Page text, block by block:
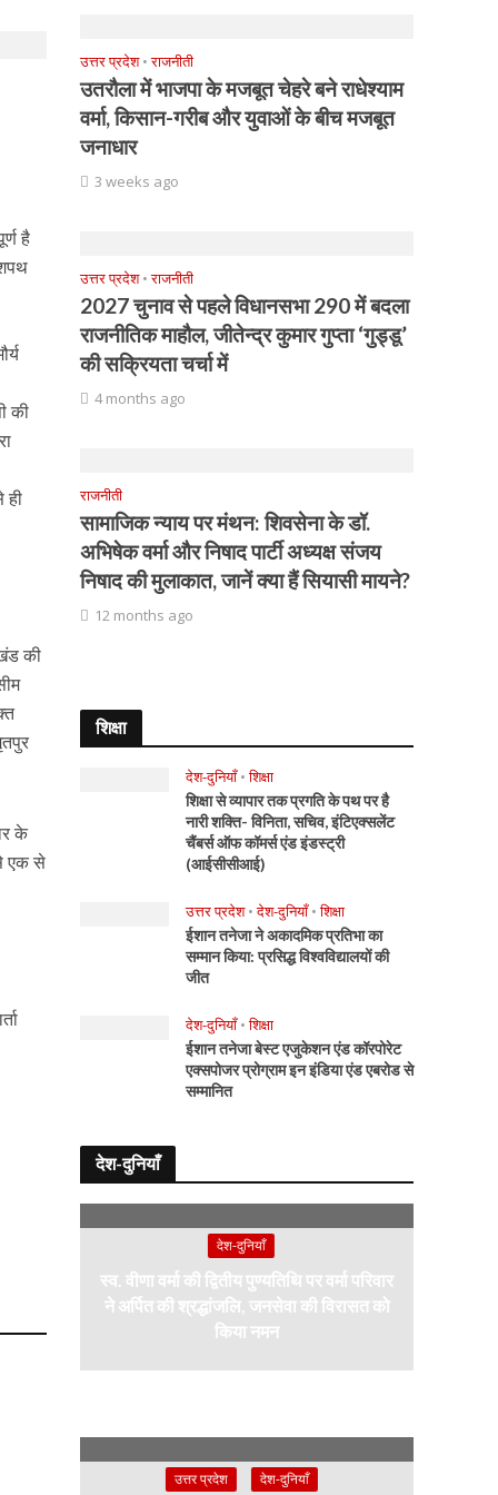
है
की
ही
की
के
एक से
उत्तर प्रदेश • राजनीती
उतरौला में भाजपा के मजबूत चेहरे बने राधेश्याम
वर्मा, किसान-गरीब और युवाओं के बीच मजबूत
जनाधार
3 weeks ago
उत्तर प्रदेश • राजनीती
2027 चुनाव से पहले विधानसभा 290 में बदला
राजनीतिक माहौल, जीतेन्द्र कुमार गुप्ता ‘गुड्डू’
की सक्रियता चर्चा में
4 months ago
राजनीती
सामाजिक न्याय पर मंथन: शिवसेना के डॉ.
अभिषेक वर्मा और निषाद पार्टी अध्यक्ष संजय
निषाद की मुलाकात, जानें क्या हैं सियासी मायने?
12 months ago
शिक्षा
देश-दुनियाँ • शिक्षा
शिक्षा से व्यापार तक प्रगति के पथ पर है
नारी शक्ति- विनिता, सचिव, इंटिएक्सलेंट
चैंबर्स ऑफ कॉमर्स एंड इंडस्ट्री
(आईसीसीआई)
उत्तर प्रदेश • देश-दुनियाँ • शिक्षा
ईशान तनेजा ने अकादमिक प्रतिभा का
सम्मान किया: प्रसिद्ध विश्वविद्यालयों की
जीत
देश-दुनियाँ • शिक्षा
ईशान तनेजा बेस्ट एजुकेशन एंड कॉरपोरेट
एक्सपोजर प्रोग्राम इन इंडिया एंड एबरोड से
सम्मानित
देश-दुनियाँ
देश-दुनियाँ
स्व. वीणा वर्मा की द्वितीय पुण्यतिथि पर वर्मा परिवार
ने अर्पित की श्रद्धांजलि, जनसेवा की विरासत को
किया नमन
उत्तर प्रदेश देश-दुनियाँ